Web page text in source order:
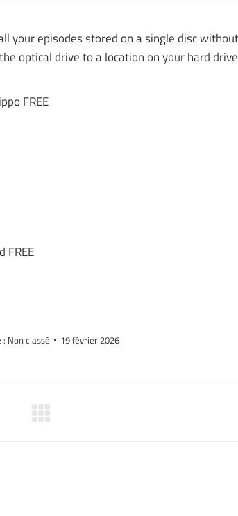
your episodes stored on a single disc
optical drive to a location on your hard
FREE
FREE
: Non classé 19 février 2026